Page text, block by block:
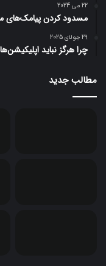
22 می 2024
مسدود کردن پیامک‌های
29 جولای 2025
چرا هرگز نباید
مطالب جدید